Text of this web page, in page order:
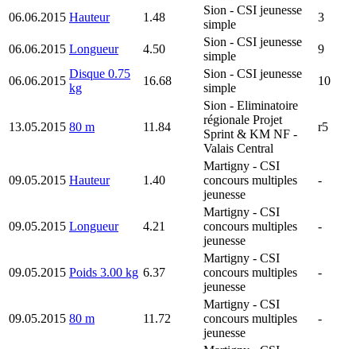
06.06.2015 Hauteur 1.48
Sion - CSI jeunesse
simple
3
06.06.2015 Longueur 4.50
Sion - CSI jeunesse
simple
9
06.06.2015
Disque 0.75
kg
16.68
Sion - CSI jeunesse
simple
10
13.05.2015 80 m 11.84
Sion - Eliminatoire
régionale Projet
Sprint & KM NF -
Valais Central
r5
09.05.2015 Hauteur 1.40
Martigny - CSI
concours multiples
jeunesse
-
09.05.2015 Longueur 4.21
Martigny - CSI
concours multiples
jeunesse
-
09.05.2015 Poids 3.00 kg 6.37
Martigny - CSI
concours multiples
jeunesse
-
09.05.2015 80 m 11.72
Martigny - CSI
concours multiples
jeunesse
-